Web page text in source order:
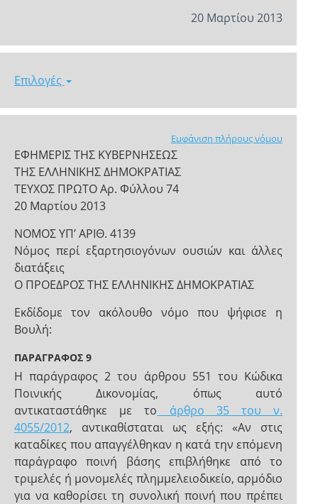
20 Μαρτίου 2013
Επιλογές
Εμφάνιση πλήρους νόμου
ΕΦΗΜΕΡΙΣ ΤΗΣ ΚΥΒΕΡΝΗΣΕΩΣ
ΤΗΣ ΕΛΛΗΝΙΚΗΣ ΔΗΜΟΚΡΑΤΙΑΣ
ΤΕΥΧΟΣ ΠΡΩΤΟ Αρ. Φύλλου 74
20 Μαρτίου 2013
ΝΟΜΟΣ ΥΠ’ ΑΡΙΘ. 4139
Νόμος περί εξαρτησιογόνων ουσιών και άλλες
διατάξεις
Ο ΠΡΟΕΔΡΟΣ ΤΗΣ ΕΛΛΗΝΙΚΗΣ ΔΗΜΟΚΡΑΤΙΑΣ
Εκδίδομε τον ακόλουθο νόμο που ψήφισε η
Βουλή:
ΠΑΡΑΓΡΑΦΟΣ 9
Η παράγραφος 2 του άρθρου 551 του Κώδικα
Ποινικής Δικονομίας, όπως αυτό
αντικαταστάθηκε με το άρθρο 35 του ν.
4055/2012, αντικαθίσταται ως εξής: «Αν στις
καταδίκες που απαγγέλθηκαν η κατά την επόμενη
παράγραφο ποινή βάσης επιβλήθηκε από το
τριμελές ή μονομελές πλημμελειοδικείο, αρμόδιο
για να καθορίσει τη συνολική ποινή που πρέπει